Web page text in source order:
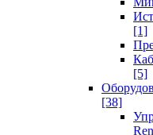
[1]
[5]
[38]